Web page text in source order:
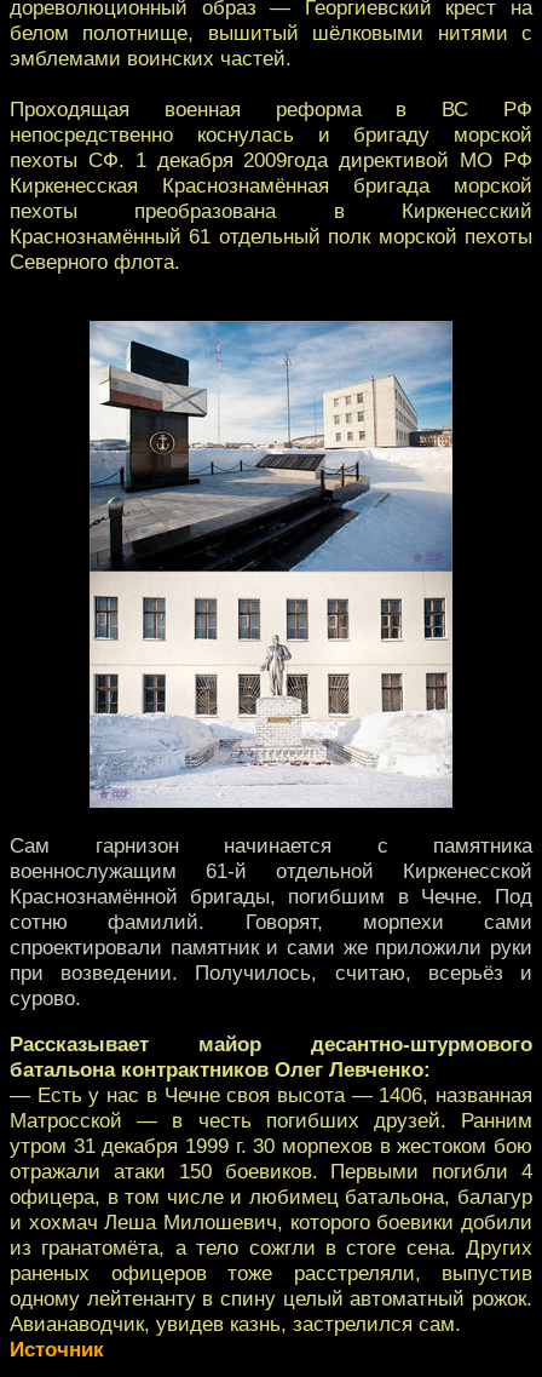
дореволюционный образ — Георгиевский крест на
белом полотнище, вышитый шёлковыми нитями с
эмблемами воинских частей.
Проходящая военная реформа в ВС РФ
непосредственно коснулась и бригаду морской
пехоты СФ. 1 декабря 2009года директивой МО РФ
Киркенесская Краснознамённая бригада морской
пехоты преобразована в Киркенесский
Краснознамённый 61 отдельный полк морской пехоты
Северного флота.
Сам гарнизон начинается с памятника
военнослужащим 61-й отдельной Киркенесской
Краснознамённой бригады, погибшим в Чечне. Под
сотню фамилий. Говорят, морпехи сами
спроектировали памятник и сами же приложили руки
при возведении. Получилось, считаю, всерьёз и
сурово.
Рассказывает майор десантно-штурмового
батальона контрактников Олег Левченко:
— Есть у нас в Чечне своя высота — 1406, названная
Матросской — в честь погибших друзей. Ранним
утром 31 декабря 1999 г. 30 морпехов в жестоком бою
отражали атаки 150 боевиков. Первыми погибли 4
офицера, в том числе и любимец батальона, балагур
и хохмач Леша Милошевич, которого боевики добили
из гранатомёта, а тело сожгли в стоге сена. Других
раненых офицеров тоже расстреляли, выпустив
одному лейтенанту в спину целый автоматный рожок.
Авианаводчик, увидев казнь, застрелился сам.
Источник